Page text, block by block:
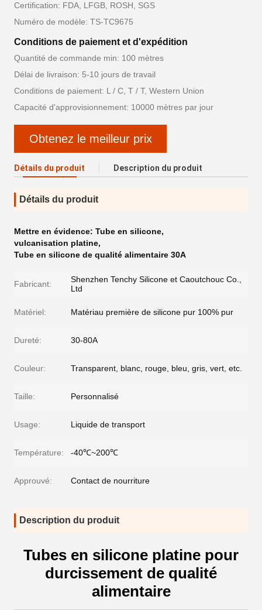
Certification: FDA, LFGB, ROSH, SGS
Numéro de modèle: TS-TC9675
Conditions de paiement et d'expédition
Quantité de commande min: 100 mètres
Délai de livraison: 5-10 jours de travail
Conditions de paiement: L / C, T / T, Western Union
Capacité d'approvisionnement: 10000 mètres par jour
Obtenez le meilleur prix
Détails du produit Description du produit
Détails du produit
Mettre en évidence: Tube en silicone,
vulcanisation platine,
Tube en silicone de qualité alimentaire 30A
Fabricant:
Shenzhen Tenchy Silicone et Caoutchouc Co.,
Ltd
Matériel: Matériau première de silicone pur 100% pur
Dureté: 30-80A
Couleur: Transparent, blanc, rouge, bleu, gris, vert, etc.
Taille: Personnalisé
Usage: Liquide de transport
Température: -40℃~200℃
Approuvé: Contact de nourriture
Description du produit
Tubes en silicone platine pour
durcissement de qualité
alimentaire